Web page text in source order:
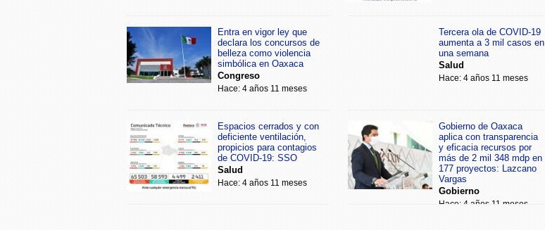
Entra en vigor ley que
declara los concursos de
belleza como violencia
simbólica en Oaxaca
Congreso
Hace: 4 años 11 meses
Tercera ola de COVID-19
aumenta a 3 mil casos en
una semana
Salud
Hace: 4 años 11 meses
Espacios cerrados y con
deficiente ventilación,
propicios para contagios
de COVID-19: SSO
Salud
Hace: 4 años 11 meses
Gobierno de Oaxaca
aplica con transparencia
y eficacia recursos por
más de 2 mil 348 mdp en
177 proyectos: Lazcano
Vargas
Gobierno
Hace: 4 años 11 meses